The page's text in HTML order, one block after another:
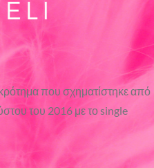
που σχηματίστηκε από
του 2016 με το single